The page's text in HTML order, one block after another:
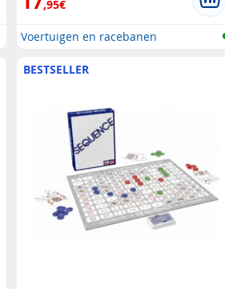
,95€
Voertuigen en racebanen
BESTSELLER